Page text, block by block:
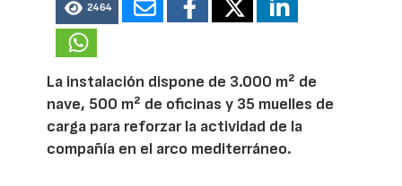
2464
La instalación dispone de 3.000 m² de
nave, 500 m² de oficinas y 35 muelles de
carga para reforzar la actividad de la
compañía en el arco mediterráneo.